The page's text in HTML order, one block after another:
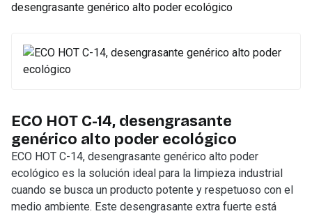
desengrasante genérico alto poder ecológico
ECO HOT C-14, desengrasante
genérico alto poder ecológico
ECO HOT C-14, desengrasante genérico alto poder
ecológico es la solución ideal para la limpieza industrial
cuando se busca un producto potente y respetuoso con el
medio ambiente. Este desengrasante extra fuerte está